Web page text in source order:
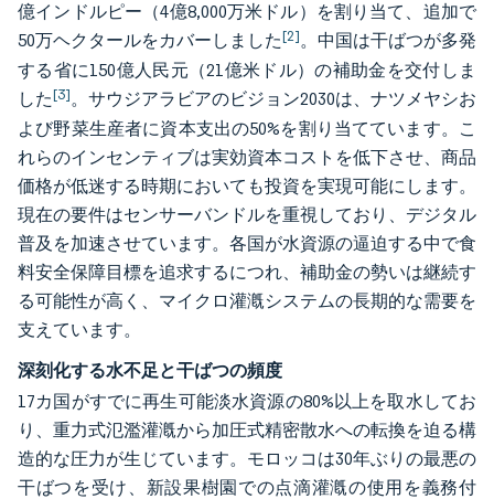
億インドルピー（4億8,000万米ドル）を割り当て、追加で
50万ヘクタールをカバーしました[2]。中国は干ばつが多発
する省に150億人民元（21億米ドル）の補助金を交付しま
した[3]。サウジアラビアのビジョン2030は、ナツメヤシお
よび野菜生産者に資本支出の50%を割り当てています。こ
れらのインセンティブは実効資本コストを低下させ、商品
価格が低迷する時期においても投資を実現可能にします。
現在の要件はセンサーバンドルを重視しており、デジタル
普及を加速させています。各国が水資源の逼迫する中で食
料安全保障目標を追求するにつれ、補助金の勢いは継続す
る可能性が高く、マイクロ灌漑システムの長期的な需要を
支えています。
深刻化する水不足と干ばつの頻度
17カ国がすでに再生可能淡水資源の80%以上を取水してお
り、重力式氾濫灌漑から加圧式精密散水への転換を迫る構
造的な圧力が生じています。モロッコは30年ぶりの最悪の
干ばつを受け、新設果樹園での点滴灌漑の使用を義務付